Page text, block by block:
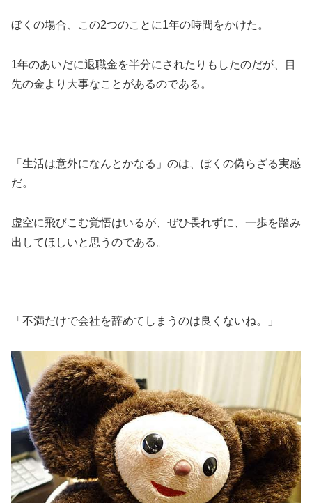
ぼくの場合、この2つのことに1年の時間をかけた。
1年のあいだに退職金を半分にされたりもしたのだが、目
先の金より大事なことがあるのである。
「生活は意外になんとかなる」のは、ぼくの偽らざる実感
だ。
虚空に飛びこむ覚悟はいるが、ぜひ畏れずに、一歩を踏み
出してほしいと思うのである。
「不満だけで会社を辞めてしまうのは良くないね。」